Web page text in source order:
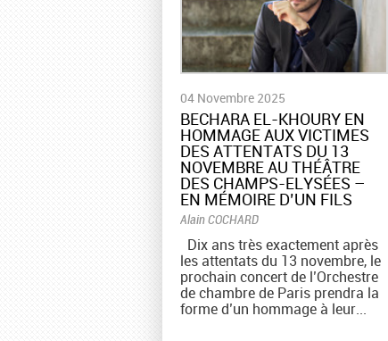
04 Novembre 2025
BECHARA EL-KHOURY EN
HOMMAGE AUX VICTIMES
DES ATTENTATS DU 13
NOVEMBRE AU THÉÂTRE
DES CHAMPS-ELYSÉES –
EN MÉMOIRE D’UN FILS
Alain COCHARD
Dix ans très exactement après
les attentats du 13 novembre, le
prochain concert de l’Orchestre
de chambre de Paris prendra la
forme d’un hommage à leur...